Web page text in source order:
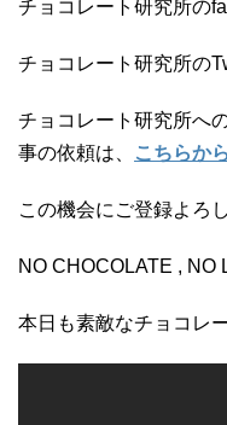
チョコレート研究所の
チョコレート研究所の
チョコレート研究所へ
事の依頼は、
こちらか
この機会にご登録よろ
NO CHOCOLATE , NO
本日も素敵なチョコレ